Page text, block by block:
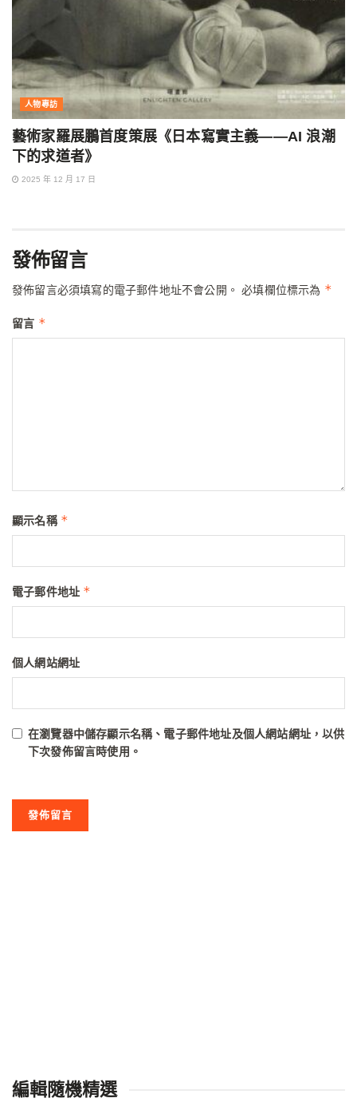
人物專訪
藝術家羅展鵬首度策展《日本寫實主義——AI 浪潮
下的求道者》
2025 年 12 月 17 日
發佈留言
發佈留言必須填寫的電子郵件地址不會公開。 必填欄位標示為 *
留言 *
顯示名稱 *
電子郵件地址 *
個人網站網址
在瀏覽器中儲存顯示名稱、電子郵件地址及個人網站網址，以供
下次發佈留言時使用。
編輯隨機精選